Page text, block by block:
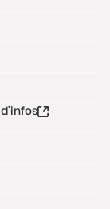
d'infos